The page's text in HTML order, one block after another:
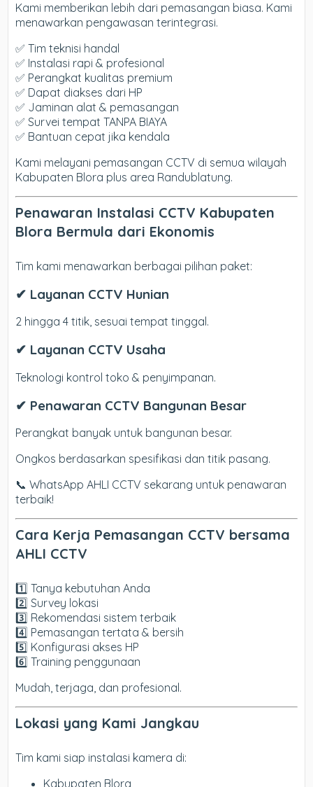
Kami memberikan lebih dari pemasangan biasa. Kami
menawarkan pengawasan terintegrasi.
✅ Tim teknisi handal
✅ Instalasi rapi & profesional
✅ Perangkat kualitas premium
✅ Dapat diakses dari HP
✅ Jaminan alat & pemasangan
✅ Survei tempat TANPA BIAYA
✅ Bantuan cepat jika kendala
Kami melayani pemasangan CCTV di semua wilayah
Kabupaten Blora plus area Randublatung.
Penawaran Instalasi CCTV Kabupaten
Blora Bermula dari Ekonomis
Tim kami menawarkan berbagai pilihan paket:
✔ Layanan CCTV Hunian
2 hingga 4 titik, sesuai tempat tinggal.
✔ Layanan CCTV Usaha
Teknologi kontrol toko & penyimpanan.
✔ Penawaran CCTV Bangunan Besar
Perangkat banyak untuk bangunan besar.
Ongkos berdasarkan spesifikasi dan titik pasang.
📞 WhatsApp AHLI CCTV sekarang untuk penawaran
terbaik!
Cara Kerja Pemasangan CCTV bersama
AHLI CCTV
1️⃣ Tanya kebutuhan Anda
2️⃣ Survey lokasi
3️⃣ Rekomendasi sistem terbaik
4️⃣ Pemasangan tertata & bersih
5️⃣ Konfigurasi akses HP
6️⃣ Training penggunaan
Mudah, terjaga, dan profesional.
Lokasi yang Kami Jangkau
Tim kami siap instalasi kamera di:
Kabupaten Blora